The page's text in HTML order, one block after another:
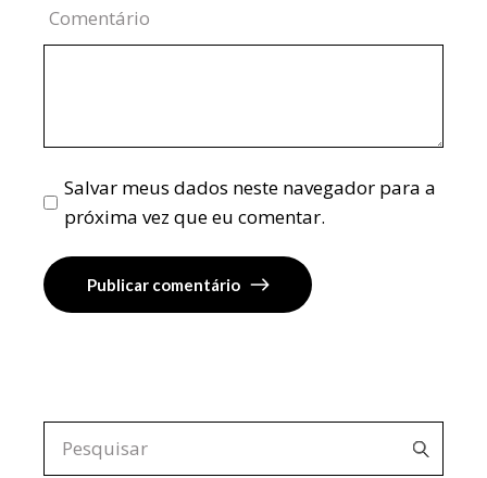
Comentário
Salvar meus dados neste navegador para a
próxima vez que eu comentar.
Publicar comentário